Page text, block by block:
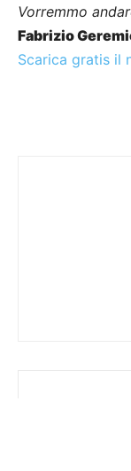
Vorremmo
Fabrizio
Scarica gratis il